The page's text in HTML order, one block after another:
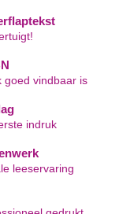
goed vindbaar is
indruk
leeservaring